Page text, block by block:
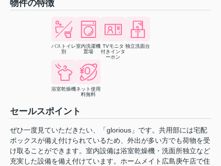
物件の特徴
バストイレ
別
室内洗濯機
置場
TVモニタ
付きインタ
ーホン
独立洗面台
浴室乾燥機ネット使用
料無料
セールスポイント
ぜひ一度見ていただきたい、「glorious」です。共用部には宅配
ボックスが備え付けられているため、外出が多い方でも荷物を受
け取ることができます。室内設備は浴室乾燥機・洗面所独立など
充実した設備を備え付けています。ホームメイト広島庚午店で住